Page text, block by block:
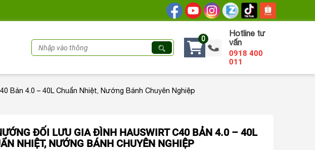
0
Hotline tư
vấn
0918 400
011
Bản 4.0 – 40L Chuẩn Nhiệt, Nướng Bánh Chuyên Nghiệp
ĐỐI LƯU GIA ĐÌNH HAUSWIRT C40 BẢN 4.0 – 40L
NHIỆT, NƯỚNG BÁNH CHUYÊN NGHIỆP